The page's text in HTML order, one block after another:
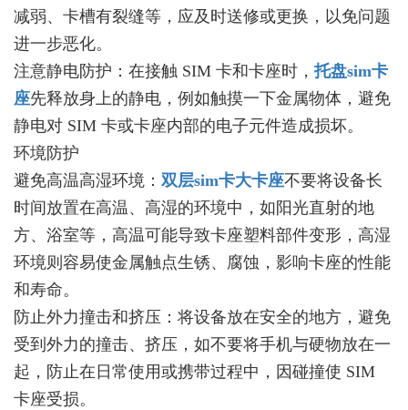
减弱、卡槽有裂缝等，应及时送修或更换，以免问题
进一步恶化。
注意静电防护：在接触 SIM 卡和卡座时，托盘sim卡
座先释放身上的静电，例如触摸一下金属物体，避免
静电对 SIM 卡或卡座内部的电子元件造成损坏。
环境防护
避免高温高湿环境： 双层sim卡大卡座不要将设备长
时间放置在高温、高湿的环境中，如阳光直射的地
方、浴室等，高温可能导致卡座塑料部件变形，高湿
环境则容易使金属触点生锈、腐蚀，影响卡座的性能
和寿命。
防止外力撞击和挤压：将设备放在安全的地方，避免
受到外力的撞击、挤压，如不要将手机与硬物放在一
起，防止在日常使用或携带过程中，因碰撞使 SIM
卡座受损。